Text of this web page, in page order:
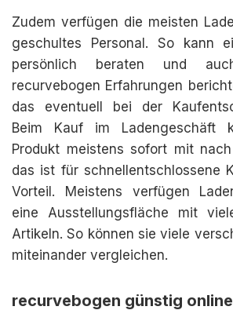
Zudem verfügen die meisten
geschultes Personal. So kann
persönlich beraten und
recurvebogen Erfahrungen
das eventuell bei der
Beim Kauf im Ladengeschäft
Produkt meistens sofort mit
das ist für schnellentschlossene
Vorteil. Meistens verfügen
eine Ausstellungsfläche mit
Artikeln. So können sie viele
miteinander vergleichen.
recurvebogen günstig